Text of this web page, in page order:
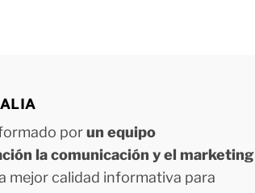
porun equipo
la comunicación y el marketing
mejor calidad informativa para